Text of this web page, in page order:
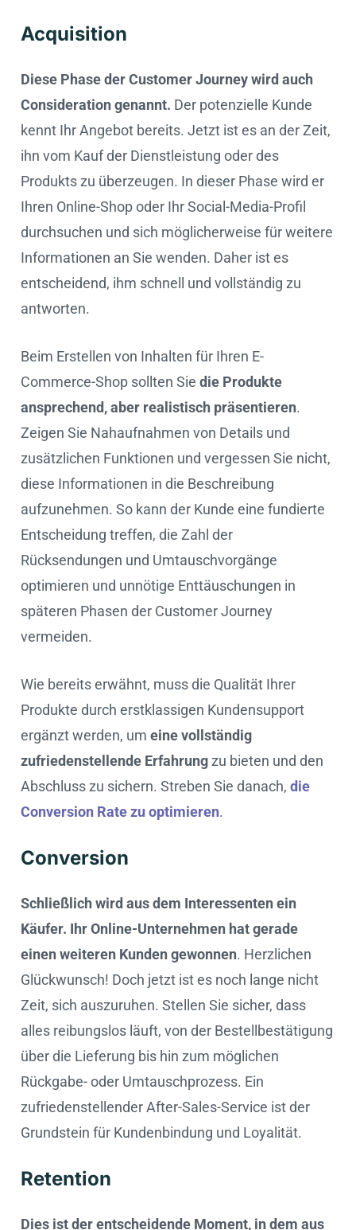
Acquisition
Diese Phase der Customer Journey wird auch
Consideration genannt. Der potenzielle Kunde
kennt Ihr Angebot bereits. Jetzt ist es an der Zeit,
ihn vom Kauf der Dienstleistung oder des
Produkts zu überzeugen. In dieser Phase wird er
Ihren Online-Shop oder Ihr Social-Media-Profil
durchsuchen und sich möglicherweise für weitere
Informationen an Sie wenden. Daher ist es
entscheidend, ihm schnell und vollständig zu
antworten.
Beim Erstellen von Inhalten für Ihren E-
Commerce-Shop sollten Sie die Produkte
ansprechend, aber realistisch präsentieren.
Zeigen Sie Nahaufnahmen von Details und
zusätzlichen Funktionen und vergessen Sie nicht,
diese Informationen in die Beschreibung
aufzunehmen. So kann der Kunde eine fundierte
Entscheidung treffen, die Zahl der
Rücksendungen und Umtauschvorgänge
optimieren und unnötige Enttäuschungen in
späteren Phasen der Customer Journey
vermeiden.
Wie bereits erwähnt, muss die Qualität Ihrer
Produkte durch erstklassigen Kundensupport
ergänzt werden, um eine vollständig
zufriedenstellende Erfahrungzu bieten und den
Abschluss zu sichern. Streben Sie danach, die
Conversion Rate zu optimieren.
Conversion
Schließlich wird aus dem Interessenten ein
Käufer. Ihr Online-Unternehmen hat gerade
einen weiteren Kunden gewonnen. Herzlichen
Glückwunsch! Doch jetzt ist es noch lange nicht
Zeit, sich auszuruhen. Stellen Sie sicher, dass
alles reibungslos läuft, von der Bestellbestätigung
über die Lieferung bis hin zum möglichen
Rückgabe- oder Umtauschprozess. Ein
zufriedenstellender After-Sales-Service ist der
Grundstein für Kundenbindung und Loyalität.
Retention
Dies ist der entscheidende Moment, in dem aus